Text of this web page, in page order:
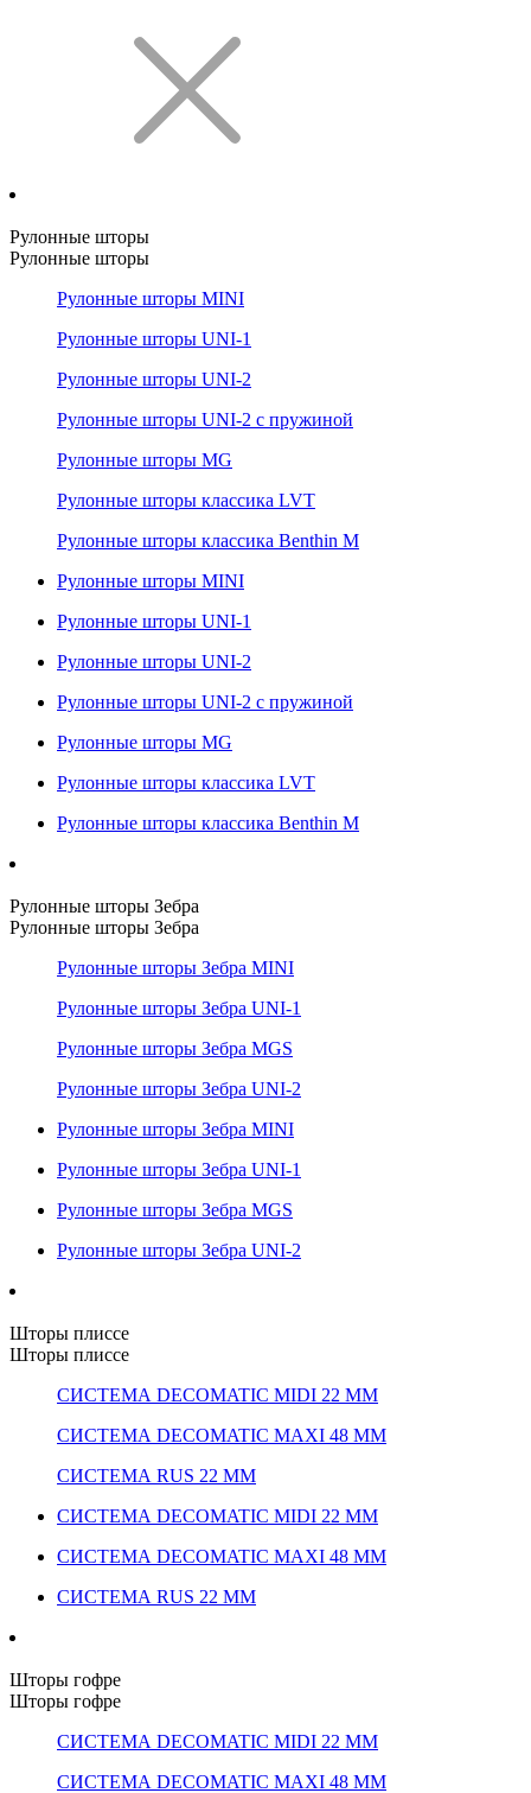
Рулонные шторы
Рулонные шторы
Рулонные шторы MINI
Рулонные шторы UNI-1
Рулонные шторы UNI-2
Рулонные шторы UNI-2 с пружиной
Рулонные шторы MG
Рулонные шторы классика LVT
Рулонные шторы классика Benthin M
Рулонные шторы MINI
Рулонные шторы UNI-1
Рулонные шторы UNI-2
Рулонные шторы UNI-2 с пружиной
Рулонные шторы MG
Рулонные шторы классика LVT
Рулонные шторы классика Benthin M
Рулонные шторы Зебра
Рулонные шторы Зебра
Рулонные шторы Зебра MINI
Рулонные шторы Зебра UNI-1
Рулонные шторы Зебра MGS
Рулонные шторы Зебра UNI-2
Рулонные шторы Зебра MINI
Рулонные шторы Зебра UNI-1
Рулонные шторы Зебра MGS
Рулонные шторы Зебра UNI-2
Шторы плиссе
Шторы плиссе
СИСТЕМА DECOMATIC MIDI 22 ММ
СИСТЕМА DECOMATIC MAXI 48 ММ
СИСТЕМА RUS 22 ММ
СИСТЕМА DECOMATIC MIDI 22 ММ
СИСТЕМА DECOMATIC MAXI 48 ММ
СИСТЕМА RUS 22 ММ
Шторы гофре
Шторы гофре
СИСТЕМА DECOMATIC MIDI 22 ММ
СИСТЕМА DECOMATIC MAXI 48 ММ